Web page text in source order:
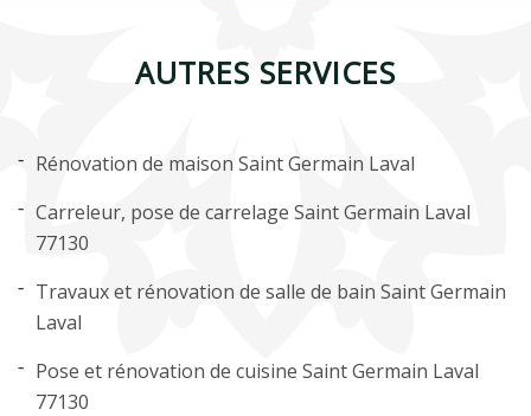
AUTRES SERVICES
Rénovation de maison Saint Germain Laval
Carreleur, pose de carrelage Saint Germain Laval
77130
Travaux et rénovation de salle de bain Saint Germain
Laval
Pose et rénovation de cuisine Saint Germain Laval
77130